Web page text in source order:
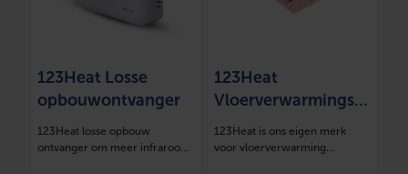
123Heat Losse
opbouwontvanger
123Heat losse opbouw
ontvanger om meer infrarood
123Heat
Vloerverwarmingsm
at Set 1 m2- 150
Watt
123Heat is ons eigen merk
voor vloerverwarming